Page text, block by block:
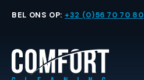
BEL ONS OP: +32 (0)56 70 70 80